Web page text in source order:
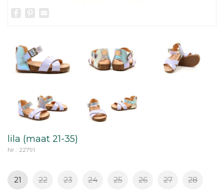
Facebook
Pinterest
lila (maat 21-35)
Nr.: 22791
21 22 23 24 25 26 27 28